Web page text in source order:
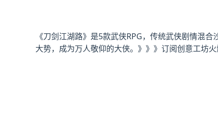
《刀剑江湖路》是5款武侠RPG，传统武侠剧情混
大势，成为万人敬仰的大侠。》》》订阅创意工坊火